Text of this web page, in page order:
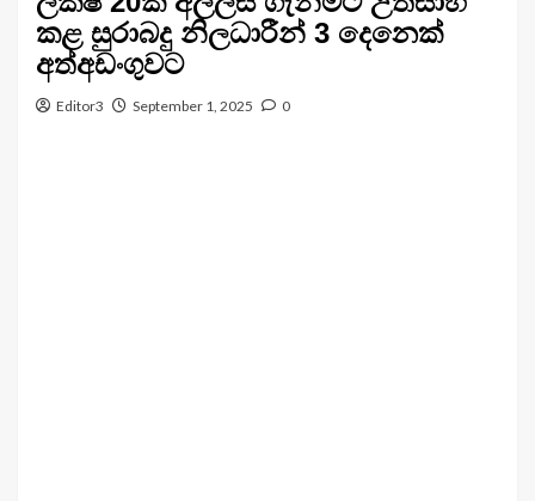
කළ සුරාබදු නිලධාරීන් 3 දෙනෙක්
අත්අඩංගුවට
Editor3 September 1, 2025 0